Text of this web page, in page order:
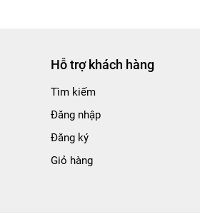
Hỗ trợ khách hàng
Tìm kiếm
Đăng nhập
Đăng ký
Giỏ hàng